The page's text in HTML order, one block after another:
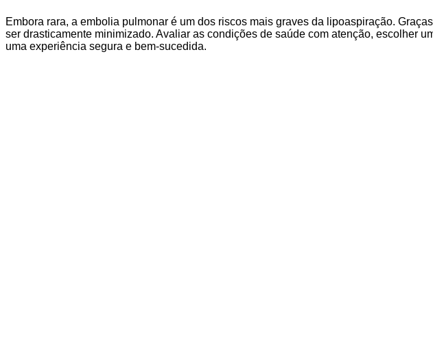
Embora rara, a embolia pulmonar é um dos riscos mais graves da lipoaspiração.
ser drasticamente minimizado. Avaliar as condições de saúde com atenção, escolher
uma experiência segura e bem-sucedida.